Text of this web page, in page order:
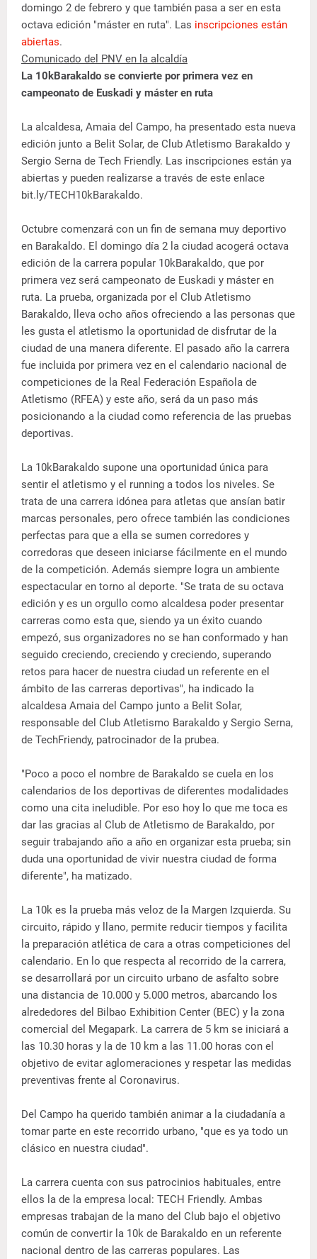
domingo 2 de febrero y que también pasa a ser en esta
octava edición "máster en ruta". Las inscripciones están
abiertas.
Comunicado del PNV en la alcaldía
La 10kBarakaldo se convierte por primera vez en
campeonato de Euskadi y máster en ruta
La alcaldesa, Amaia del Campo, ha presentado esta nueva
edición junto a Belit Solar, de Club Atletismo Barakaldo y
Sergio Serna de Tech Friendly. Las inscripciones están ya
abiertas y pueden realizarse a través de este enlace
bit.ly/TECH10kBarakaldo.
Octubre comenzará con un fin de semana muy deportivo
en Barakaldo. El domingo día 2 la ciudad acogerá octava
edición de la carrera popular 10kBarakaldo, que por
primera vez será campeonato de Euskadi y máster en
ruta. La prueba, organizada por el Club Atletismo
Barakaldo, lleva ocho años ofreciendo a las personas que
les gusta el atletismo la oportunidad de disfrutar de la
ciudad de una manera diferente. El pasado año la carrera
fue incluida por primera vez en el calendario nacional de
competiciones de la Real Federación Española de
Atletismo (RFEA) y este año, será da un paso más
posicionando a la ciudad como referencia de las pruebas
deportivas.
La 10kBarakaldo supone una oportunidad única para
sentir el atletismo y el running a todos los niveles. Se
trata de una carrera idónea para atletas que ansían batir
marcas personales, pero ofrece también las condiciones
perfectas para que a ella se sumen corredores y
corredoras que deseen iniciarse fácilmente en el mundo
de la competición. Además siempre logra un ambiente
espectacular en torno al deporte. "Se trata de su octava
edición y es un orgullo como alcaldesa poder presentar
carreras como esta que, siendo ya un éxito cuando
empezó, sus organizadores no se han conformado y han
seguido creciendo, creciendo y creciendo, superando
retos para hacer de nuestra ciudad un referente en el
ámbito de las carreras deportivas", ha indicado la
alcaldesa Amaia del Campo junto a Belit Solar,
responsable del Club Atletismo Barakaldo y Sergio Serna,
de TechFriendy, patrocinador de la prubea.
"Poco a poco el nombre de Barakaldo se cuela en los
calendarios de los deportivas de diferentes modalidades
como una cita ineludible. Por eso hoy lo que me toca es
dar las gracias al Club de Atletismo de Barakaldo, por
seguir trabajando año a año en organizar esta prueba; sin
duda una oportunidad de vivir nuestra ciudad de forma
diferente", ha matizado.
La 10k es la prueba más veloz de la Margen Izquierda. Su
circuito, rápido y llano, permite reducir tiempos y facilita
la preparación atlética de cara a otras competiciones del
calendario. En lo que respecta al recorrido de la carrera,
se desarrollará por un circuito urbano de asfalto sobre
una distancia de 10.000 y 5.000 metros, abarcando los
alrededores del Bilbao Exhibition Center (BEC) y la zona
comercial del Megapark. La carrera de 5 km se iniciará a
las 10.30 horas y la de 10 km a las 11.00 horas con el
objetivo de evitar aglomeraciones y respetar las medidas
preventivas frente al Coronavirus.
Del Campo ha querido también animar a la ciudadanía a
tomar parte en este recorrido urbano, "que es ya todo un
clásico en nuestra ciudad".
La carrera cuenta con sus patrocinios habituales, entre
ellos la de la empresa local: TECH Friendly. Ambas
empresas trabajan de la mano del Club bajo el objetivo
común de convertir la 10k de Barakaldo en un referente
nacional dentro de las carreras populares. Las